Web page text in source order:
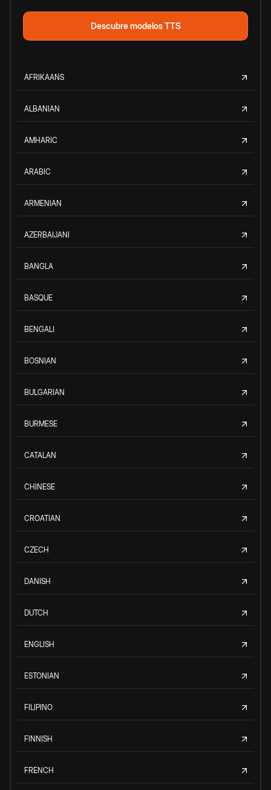
Descubre modelos TTS
AFRIKAANS
ALBANIAN
AMHARIC
ARABIC
ARMENIAN
AZERBAIJANI
BANGLA
BASQUE
BENGALI
BOSNIAN
BULGARIAN
BURMESE
CATALAN
CHINESE
CROATIAN
CZECH
DANISH
DUTCH
ENGLISH
ESTONIAN
FILIPINO
FINNISH
FRENCH